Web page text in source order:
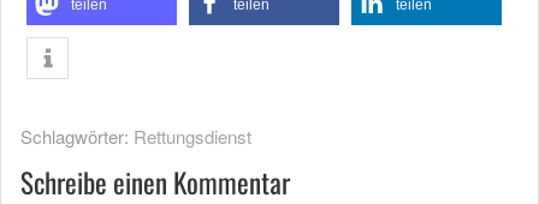
teilen teilen teilen
Schlagwörter: Rettungsdienst
Schreibe einen Kommentar